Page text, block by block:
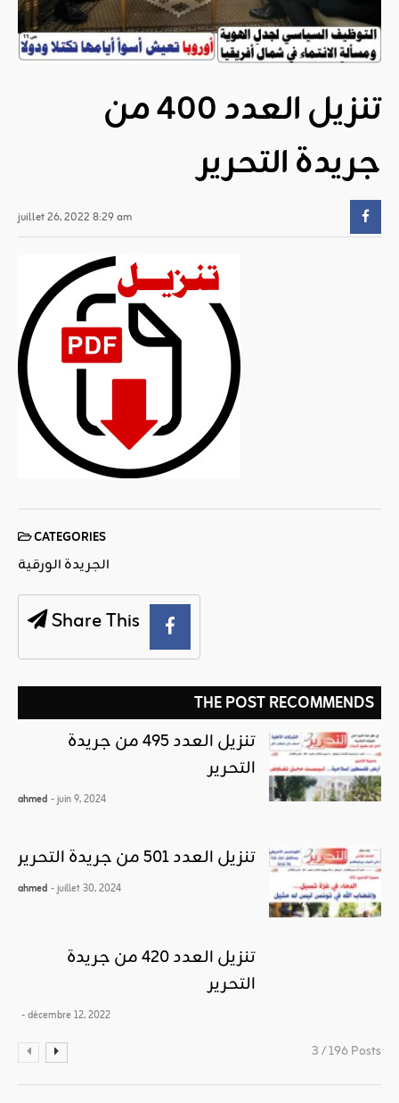
تنزيل العدد 400 من
جريدة التحرير
juillet 26, 2022 8:29 am
CATEGORIES
الجريدة الورقية
Share This
THE POST RECOMMENDS
تنزيل العدد 495 من جريدة
التحرير
ahmed - juin 9, 2024
تنزيل العدد 501 من جريدة التحرير
ahmed - juillet 30, 2024
تنزيل العدد 420 من جريدة
التحرير
- décembre 12, 2022
3 / 196 Posts